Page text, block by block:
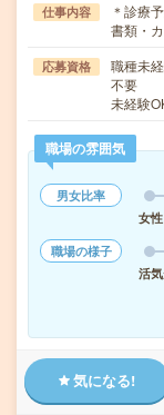
仕事内容
＊診療
書類・
応募資格
職種未
不要
未経験
職場の雰囲気
男女比率
女性
職場の様子
活
気になる!